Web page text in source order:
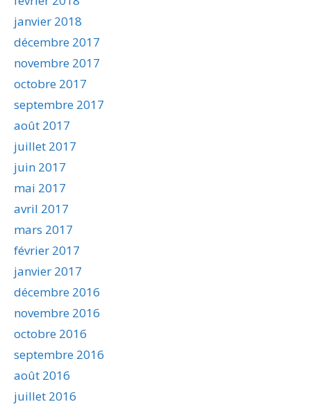
janvier 2018
décembre 2017
novembre 2017
octobre 2017
septembre 2017
août 2017
juillet 2017
juin 2017
mai 2017
avril 2017
mars 2017
février 2017
janvier 2017
décembre 2016
novembre 2016
octobre 2016
septembre 2016
août 2016
juillet 2016